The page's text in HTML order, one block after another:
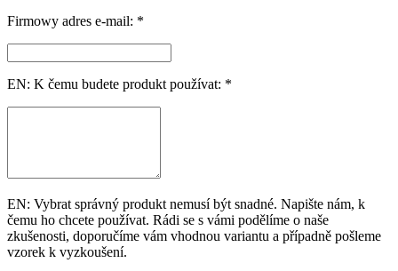
Firmowy adres e-mail: *
EN: K čemu budete produkt používat: *
EN: Vybrat správný produkt nemusí být snadné. Napište nám, k
čemu ho chcete používat. Rádi se s vámi podělíme o naše
zkušenosti, doporučíme vám vhodnou variantu a případně pošleme
vzorek k vyzkoušení.